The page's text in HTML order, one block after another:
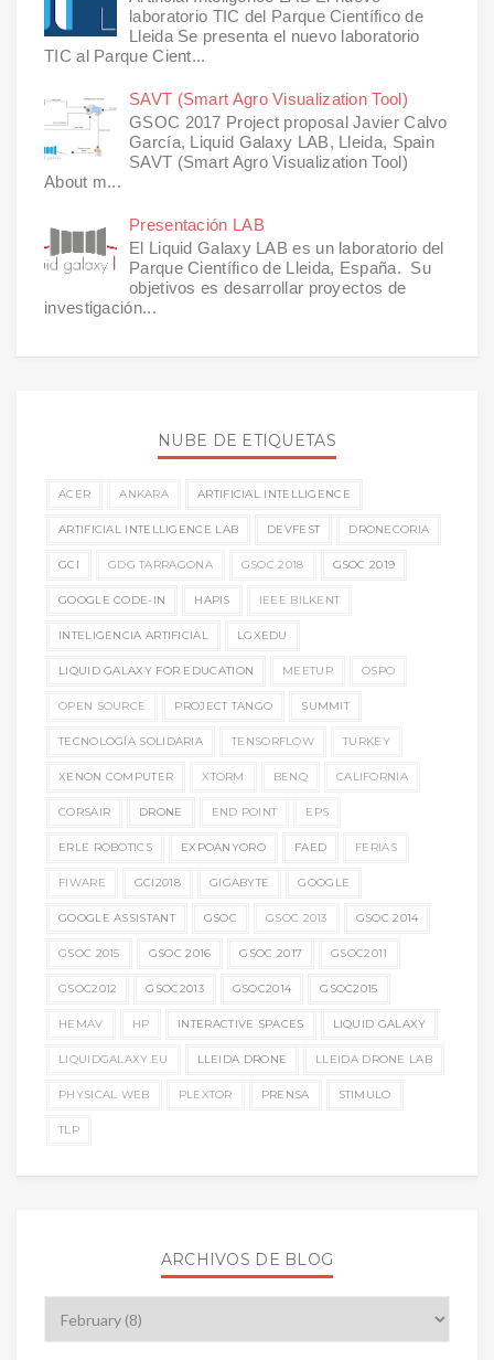
laboratorio TIC del Parque Científico de
Lleida Se presenta el nuevo laboratorio
TIC al Parque Cient...
SAVT (Smart Agro Visualization Tool)
GSOC 2017 Project proposal Javier Calvo
García, Liquid Galaxy LAB, Lleida, Spain
SAVT (Smart Agro Visualization Tool)
About m...
Presentación LAB
El Liquid Galaxy LAB es un laboratorio del
Parque Científico de Lleida, España. Su
objetivos es desarrollar proyectos de
investigación...
NUBE DE ETIQUETAS
ACER ANKARA ARTIFICIAL INTELLIGENCE
ARTIFICIAL INTELLIGENCE LAB DEVFEST DRONECORIA
GCI GDG TARRAGONA GSOC 2018 GSOC 2019
GOOGLE CODE-IN HAPIS IEEE BILKENT
INTELIGENCIA ARTIFICIAL LGXEDU
LIQUID GALAXY FOR EDUCATION MEETUP OSPO
OPEN SOURCE PROJECT TANGO SUMMIT
TECNOLOGÍA SOLIDARIA TENSORFLOW TURKEY
XENON COMPUTER XTORM BENQ CALIFORNIA
CORSAIR DRONE END POINT EPS
ERLE ROBOTICS EXPOANYORO FAED FERIAS
FIWARE GCI2018 GIGABYTE GOOGLE
GOOGLE ASSISTANT GSOC GSOC 2013 GSOC 2014
GSOC 2015 GSOC 2016 GSOC 2017 GSOC2011
GSOC2012 GSOC2013 GSOC2014 GSOC2015
HEMAV HP INTERACTIVE SPACES LIQUID GALAXY
LIQUIDGALAXY.EU LLEIDA DRONE LLEIDA DRONE LAB
PHYSICAL WEB PLEXTOR PRENSA STIMULO
TLP
ARCHIVOS DE BLOG